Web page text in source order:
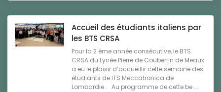
Accueil des étudiants italiens par
les BTS CRSA
Pour la 2 ème année consécutive, le BTS
CRSA du Lycée Pierre de Coubertin de Meaux
a eu le plaisir d’accueillir cette semaine des
étudiants de ITS Meccatronica de
Lombardie . Au programme de cette be ...